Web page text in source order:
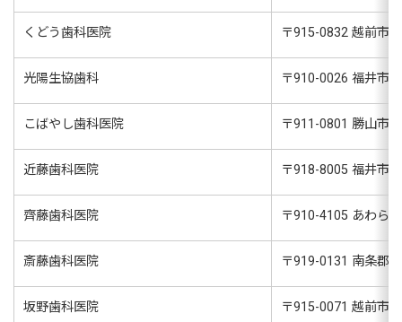
くどう歯科医院 〒915-0832 越前市
光陽生協歯科 〒910-0026 福井市
こばやし歯科医院 〒911-0801 勝山市
近藤歯科医院 〒918-8005 福井市
齊藤歯科医院 〒910-4105 あわら
斎藤歯科医院 〒919-0131 南条郡
坂野歯科医院 〒915-0071 越前市